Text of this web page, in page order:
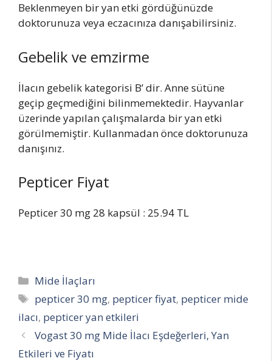
Beklenmeyen bir yan etki gördüğünüzde
doktorunuza veya eczacınıza danışabilirsiniz.
Gebelik ve emzirme
İlacın gebelik kategorisi B’ dir. Anne sütüne
geçip geçmediğini bilinmemektedir. Hayvanlar
üzerinde yapılan çalışmalarda bir yan etki
görülmemiştir. Kullanmadan önce doktorunuza
danışınız.
Pepticer Fiyat
Pepticer 30 mg 28 kapsül : 25.94 TL
Categories
Mide İlaçları
Tags
pepticer 30 mg, pepticer fiyat, pepticer mide
ilacı, pepticer yan etkileri
Vogast 30 mg Mide İlacı Eşdeğerleri, Yan
Etkileri ve Fiyatı